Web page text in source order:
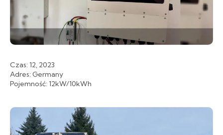
Czas: 12, 2023
Adres: Germany
Pojemność: 12kW/10kWh